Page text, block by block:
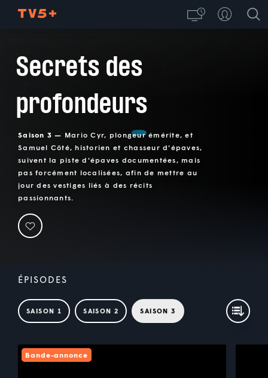
Secrets des
profondeurs
Saison 3 — Mario Cyr, plongeur émérite, et
Samuel Côté, historien et chasseur d'épaves,
suivent la piste d'épaves documentées, mais
pas forcément localisées, afin de mettre au
jour des vestiges liés à des récits
passionnants.
ÉPISODES
SAISON 1 SAISON 2 SAISON 3
Bande-annonce